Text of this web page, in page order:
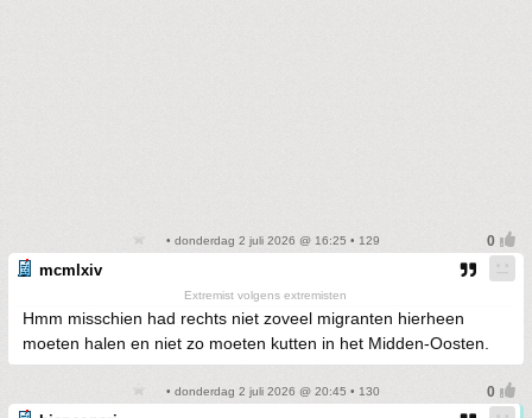
• donderdag 2 juli 2026 @ 16:25 • 129
mcmlxiv
Extremist volgens extremisten
Hmm misschien had rechts niet zoveel migranten hierheen
moeten halen en niet zo moeten kutten in het Midden-Oosten.
• donderdag 2 juli 2026 @ 20:45 • 130